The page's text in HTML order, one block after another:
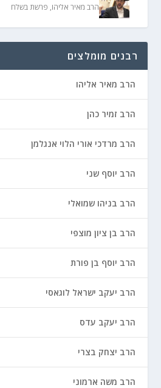
הרב מאיר אליהו, פרשת בשלח
רבנים מומלצים
הרב מאיר אליהו
הרב זמיר כהן
הרב מרדכי אורי הלוי אנגלמן
הרב יוסף שני
הרב בניהו שמואלי
הרב בן ציון מוצפי
הרב יוסף בן פורת
הרב יעקב ישראל לוגאסי
הרב יעקב עדס
הרב יצחק בצרי
הרב משה ארמוני